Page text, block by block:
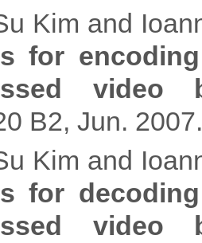
Kim and
for
video
B2, Jun. 2007.
Kim and
for
video